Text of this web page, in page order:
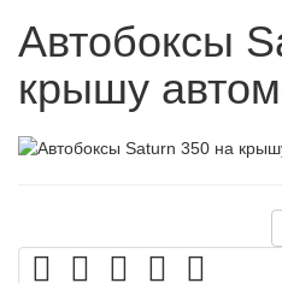
Автобоксы
крышу